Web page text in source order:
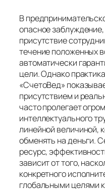
В
опасное
присутствие
течение положенных
автоматически
цели. Однако
«СчетоВед»
присутствием и
часто пролегает
интеллектуального
линейной величиной,
обменять на деньги.
ресурс,
зависит от того,
конкретного
глобальными целями